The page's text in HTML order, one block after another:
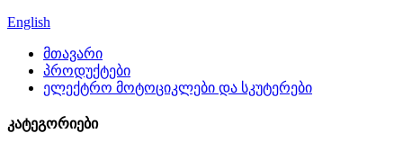
English
მთავარი
პროდუქტები
ელექტრო მოტოციკლები და სკუტერები
კატეგორიები